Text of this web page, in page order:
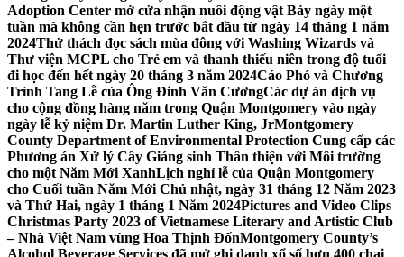
Adoption Center mở cửa nhận nuôi động vật Bảy ngày một
tuần mà không cần hẹn trước bắt đầu từ ngày 14 tháng 1 năm
2024Thử thách đọc sách mùa đông với Washing Wizards và
Thư viện MCPL cho Trẻ em và thanh thiếu niên trong độ tuổi
đi học đến hết ngày 20 tháng 3 năm 2024Cáo Phó và Chương
Trình Tang Lễ của Ông Đinh Văn CươngCác dự án dịch vụ
cho cộng đồng hàng năm trong Quận Montgomery vào ngày
ngày lễ kỷ niệm Dr. Martin Luther King, JrMontgomery
County Department of Environmental Protection Cung cấp các
Phương án Xử lý Cây Giáng sinh Thân thiện với Môi trường
cho một Năm Mới XanhLịch nghỉ lễ của Quận Montgomery
cho Cuối tuần Năm Mới Chủ nhật, ngày 31 tháng 12 Năm 2023
và Thứ Hai, ngày 1 tháng 1 Năm 2024Pictures and Video Clips
Christmas Party 2023 of Vietnamese Literary and Artistic Club
– Nhà Việt Nam vùng Hoa Thịnh ĐốnMontgomery County’s
Alcohol Beverage Services đã mở ghi danh xổ số hơn 400 chai